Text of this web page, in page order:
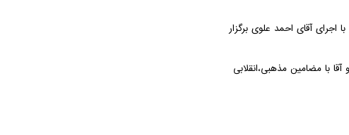
آقای احمد علوی برگزار
با مضامین‌ مذهبی،انقلابی